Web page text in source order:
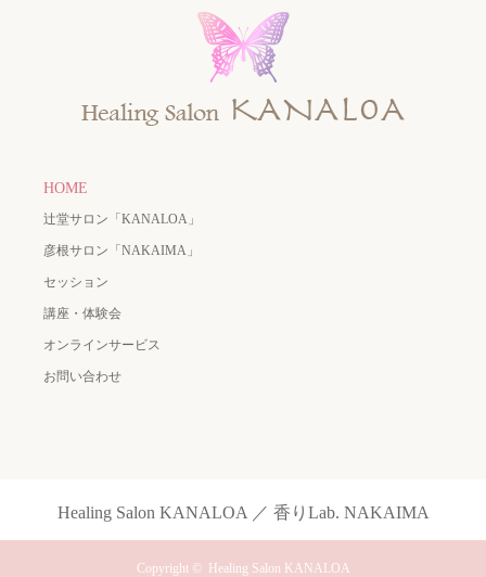
HOME
辻堂サロン「KANALOA」
彦根サロン「NAKAIMA」
セッション
講座・体験会
オンラインサービス
お問い合わせ
Healing Salon KANALOA ／ 香りLab. NAKAIMA
Copyright © Healing Salon KANALOA